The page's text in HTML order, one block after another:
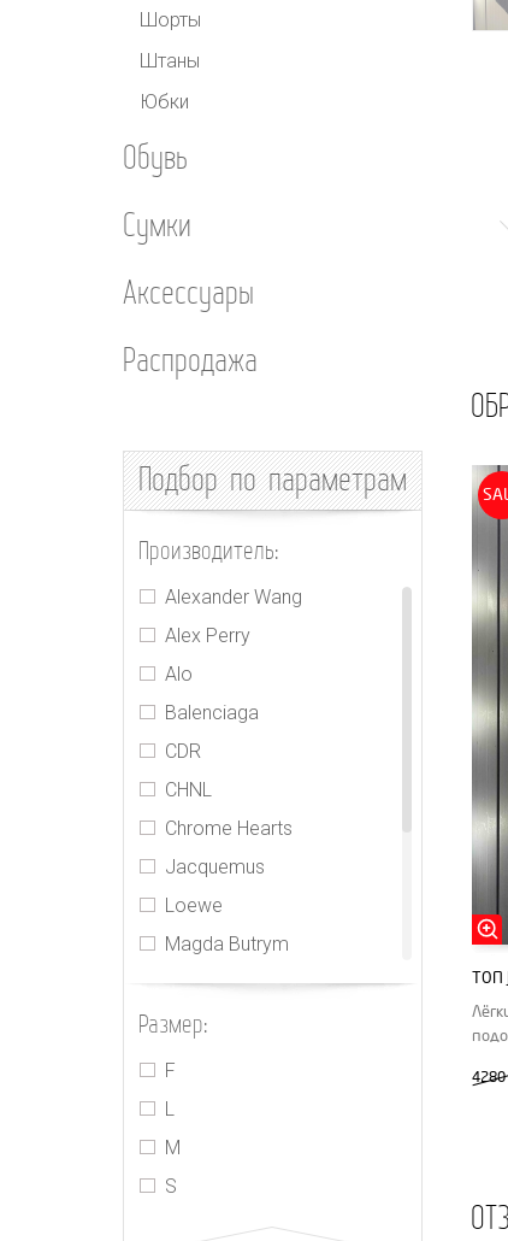
Шорты
Штаны
Юбки
Обувь
Сумки
Аксессуары
Распродажа
Подборпо параметрам
Производитель:
Alexander Wang
Alex Perry
Alo
Balenciaga
CDR
CHNL
Chrome Hearts
Jacquemus
Loewe
Magda Butrym
MIU MIU
MM6 Maison Margiela
PRADA
The Row
Yves Saint Laurent
Размер:
F
L
M
S
ТОП
4280